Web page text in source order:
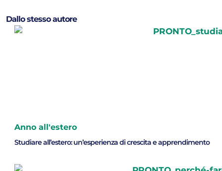
Dallo stesso autore
Anno all'estero
Studiare all’estero: un’esperienza di crescita e apprendimento